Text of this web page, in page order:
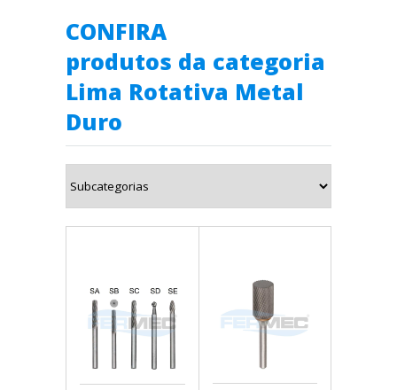
CONFIRA
produtos da categoria
Lima Rotativa Metal
Duro